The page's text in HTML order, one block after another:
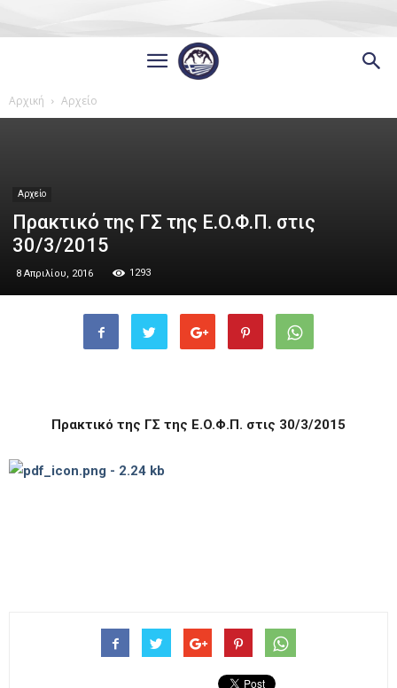
Αρχική Αρχείο
Αρχείο
Πρακτικό της ΓΣ της E.O.Φ.Π. στις
30/3/2015
8 Απριλίου, 2016 1293
Πρακτικό της ΓΣ της E.O.Φ.Π. στις 30/3/2015